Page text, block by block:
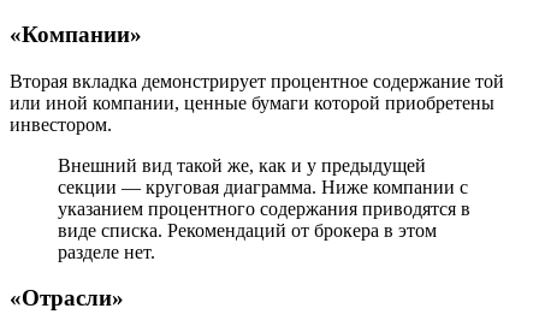
«Компании»
Вторая вкладка демонстрирует процентное содержание той
или иной компании, ценные бумаги которой приобретены
инвестором.
Внешний вид такой же, как и у предыдущей
секции — круговая диаграмма. Ниже компании с
указанием процентного содержания приводятся в
виде списка. Рекомендаций от брокера в этом
разделе нет.
«Отрасли»